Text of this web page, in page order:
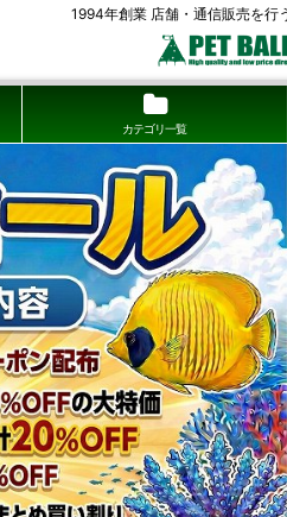
1994年創業 店舗・通信販売を行
カテゴリ一覧